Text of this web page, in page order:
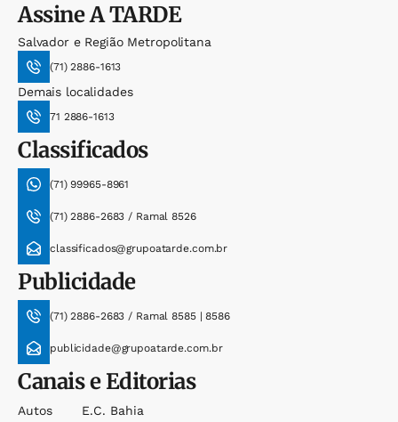
AssineA TARDE
Salvador e Região Metropolitana
(71) 2886-1613
Demais localidades
71 2886-1613
Classificados
(71) 99965-8961
(71) 2886-2683 / Ramal 8526
classificados@grupoatarde.com.br
Publicidade
(71) 2886-2683 / Ramal 8585 | 8586
publicidade@grupoatarde.com.br
Canais e Editorias
Autos
E.c. Bahia